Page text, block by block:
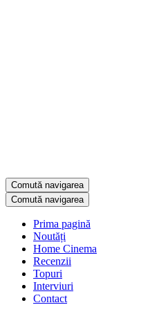
Comută navigarea
Comută navigarea
Prima pagină
Noutăți
Home Cinema
Recenzii
Topuri
Interviuri
Contact